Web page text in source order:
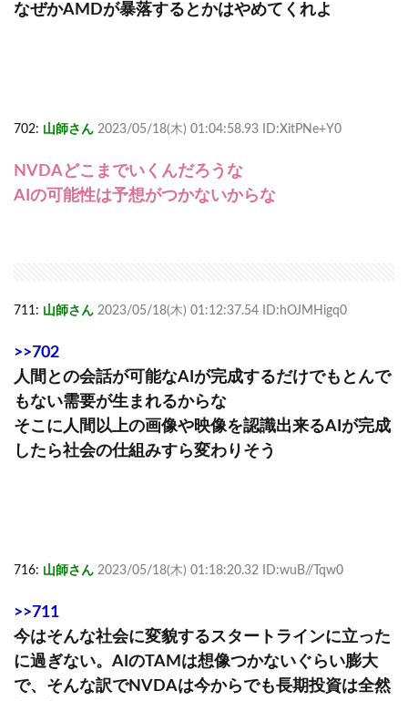
なぜかAMDが暴落するとかはやめてくれよ
702: 山師さん 2023/05/18(木) 01:04:58.93 ID:XitPNe+Y0
NVDAどこまでいくんだろうな
AIの可能性は予想がつかないからな
711: 山師さん 2023/05/18(木) 01:12:37.54 ID:hOJMHigq0
>>702
人間との会話が可能なAIが完成するだけでもとんで
もない需要が生まれるからな
そこに人間以上の画像や映像を認識出来るAIが完成
したら社会の仕組みすら変わりそう
716: 山師さん 2023/05/18(木) 01:18:20.32 ID:wuB//Tqw0
>>711
今はそんな社会に変貌するスタートラインに立った
に過ぎない。AIのTAMは想像つかないぐらい膨大
で、そんな訳でNVDAは今からでも長期投資は全然